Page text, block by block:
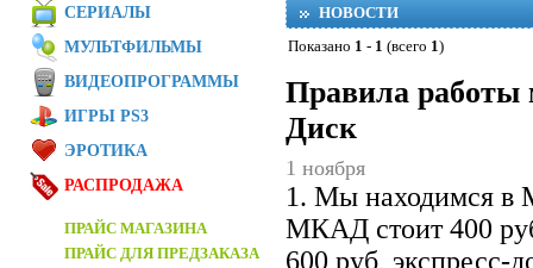
НОВОСТИ
Показано 1 - 1 (всего 1)
Правила работы
Диск
1 ноября
1. Мы находимся в
МКАД стоит 400
600 руб, экспресс-
СЕРИАЛЫ
МУЛЬТФИЛЬМЫ
ВИДЕОПРОГРАММЫ
ИГРЫ PS3
ЭРОТИКА
РАСПРОДАЖА
ПРАЙС МАГАЗИНА
ПРАЙС ДЛЯ ПРЕДЗАКАЗА